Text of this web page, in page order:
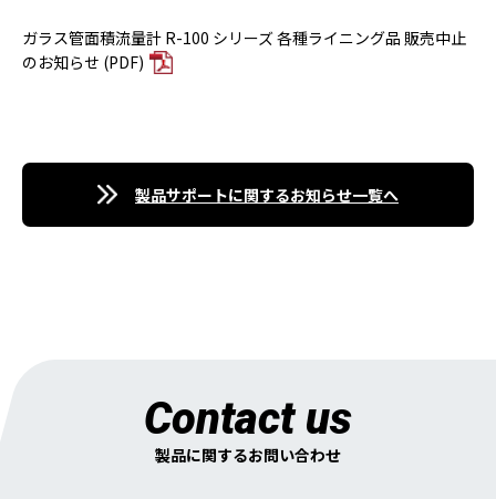
ガラス管面積流量計 R-100 シリーズ 各種ライニング品 販売中止
のお知らせ (PDF)
製品サポートに関するお知らせ一覧へ
Contact us
製品に関するお問い合わせ